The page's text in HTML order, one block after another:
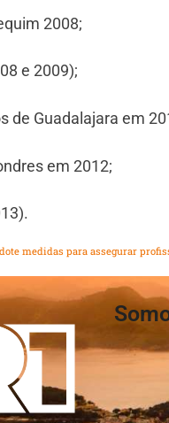
2008;
e 2009);
de Guadalajara em
em 2012;